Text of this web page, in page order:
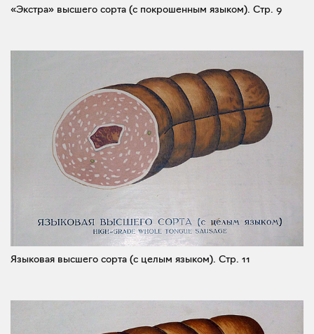
«Экстра» высшего сорта (с покрошенным языком). Стр. 9
Языковая высшего сорта (с целым языком). Стр. 11